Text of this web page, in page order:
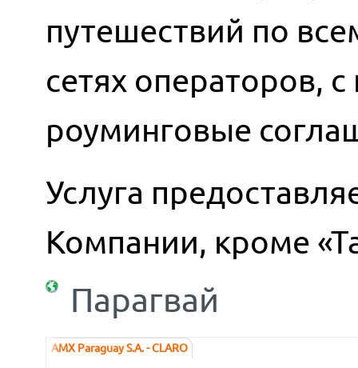
путешествий по
сетях операторов,
роуминговые
Услуга
Компании, кроме
Парагвай
AMX Paraguay S.A. - CLARO